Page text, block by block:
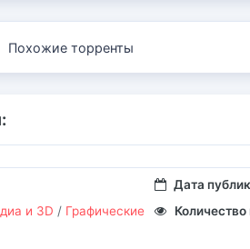
Похожие торренты
Дата
и 3D / Графические